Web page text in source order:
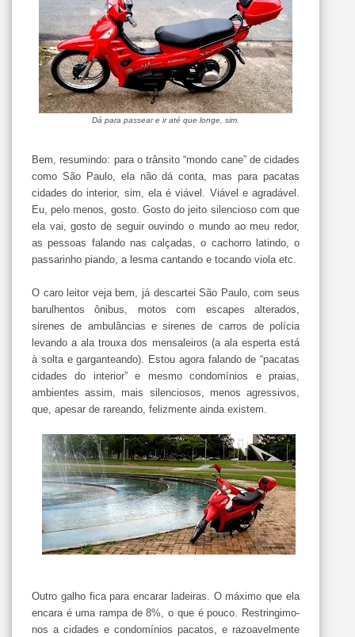
Dá para passear e ir até que longe, sim.
Bem, resumindo: para o trânsito “mondo cane” de cidades
como São Paulo, ela não dá conta, mas para pacatas
cidades do interior, sim, ela é viável. Viável e agradável.
Eu, pelo menos, gosto. Gosto do jeito silencioso com que
ela vai, gosto de seguir ouvindo o mundo ao meu redor,
as pessoas falando nas calçadas, o cachorro latindo, o
passarinho piando, a lesma cantando e tocando viola etc.
O caro leitor veja bem, já descartei São Paulo, com seus
barulhentos ônibus, motos com escapes alterados,
sirenes de ambulâncias e sirenes de carros de polícia
levando a ala trouxa dos mensaleiros (a ala esperta está
à solta e garganteando). Estou agora falando de “pacatas
cidades do interior” e mesmo condomínios e praias,
ambientes assim, mais silenciosos, menos agressivos,
que, apesar de rareando, felizmente ainda existem.
Outro galho fica para encarar ladeiras. O máximo que ela
encara é uma rampa de 8%, o que é pouco. Restringimo-
nos a cidades e condomínios pacatos, e razoavelmente